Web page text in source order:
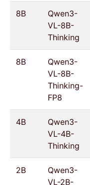
8B
Qwen3-
VL-8B-
Thinking
8B
Qwen3-
VL-8B-
Thinking-
FP8
4B
Qwen3-
VL-4B-
Thinking
2B
Qwen3-
VL-2B-